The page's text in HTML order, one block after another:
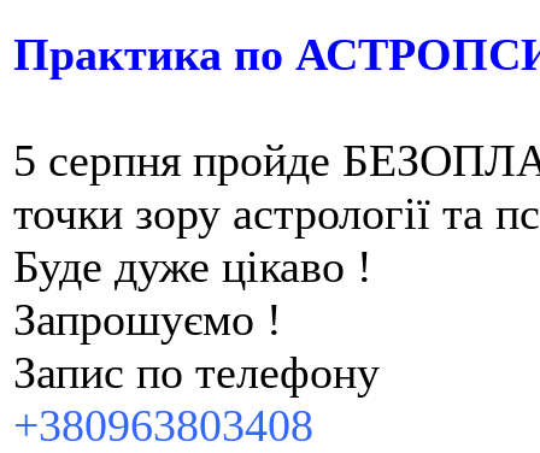
Практика по
5 серпня пройде
точки зору астрології та
Буде дуже цікаво !
Запрошуємо !
Запис по телефону
+380963803408